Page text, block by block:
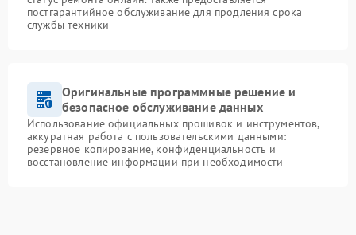
постгарантийное обслуживание для продления срока
службы техники
Оригинальные программные решение и
безопасное обслуживание данных
Использование официальных прошивок и инструментов,
аккуратная работа с пользовательскими данными:
резервное копирование, конфиденциальность и
восстановление информации при необходимости